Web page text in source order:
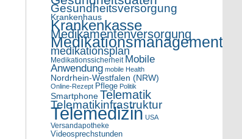
Gesundheitsversorgung
Krankenhaus
Krankenkasse
Medikamentenversorgung
Medikationsmanagement
medikationsplan
Medikationssicherheit Mobile
Anwendung mobile Health
Nordrhein-Westfalen (NRW)
Online-Rezept Pflege Politik
Smartphone Telematik
Telematikinfrastruktur
Telemedizin USA
Versandapotheke
Videosprechstunden